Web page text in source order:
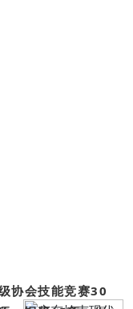
协会技能竞赛30